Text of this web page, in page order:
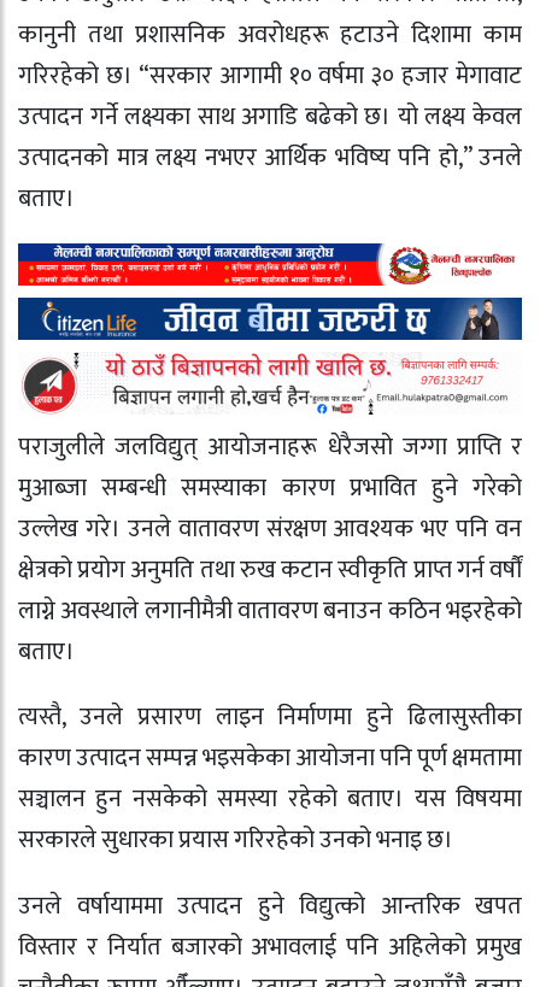
कानुनी तथा प्रशासनिक अवरोधहरू हटाउने दिशामा काम
गरिरहेको छ। “सरकार आगामी १० वर्षमा ३० हजार मेगावाट
उत्पादन गर्ने लक्ष्यका साथ अगाडि बढेको छ। यो लक्ष्य केवल
उत्पादनको मात्र लक्ष्य नभएर आर्थिक भविष्य पनि हो,” उनले
बताए।
पराजुलीले जलविद्युत् आयोजनाहरू धेरैजसो जग्गा प्राप्ति र
मुआब्जा सम्बन्धी समस्याका कारण प्रभावित हुने गरेको
उल्लेख गरे। उनले वातावरण संरक्षण आवश्यक भए पनि वन
क्षेत्रको प्रयोग अनुमति तथा रुख कटान स्वीकृति प्राप्त गर्न वर्षौं
लाग्ने अवस्थाले लगानीमैत्री वातावरण बनाउन कठिन भइरहेको
बताए।
त्यस्तै, उनले प्रसारण लाइन निर्माणमा हुने ढिलासुस्तीका
कारण उत्पादन सम्पन्न भइसकेका आयोजना पनि पूर्ण क्षमतामा
सञ्चालन हुन नसकेको समस्या रहेको बताए। यस विषयमा
सरकारले सुधारका प्रयास गरिरहेको उनको भनाइ छ।
उनले वर्षायाममा उत्पादन हुने विद्युत्को आन्तरिक खपत
विस्तार र निर्यात बजारको अभावलाई पनि अहिलेको प्रमुख